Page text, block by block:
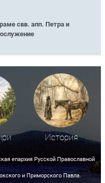
свв. апп. Петра и
История
епархия Русской Православной
и Приморского Павла.